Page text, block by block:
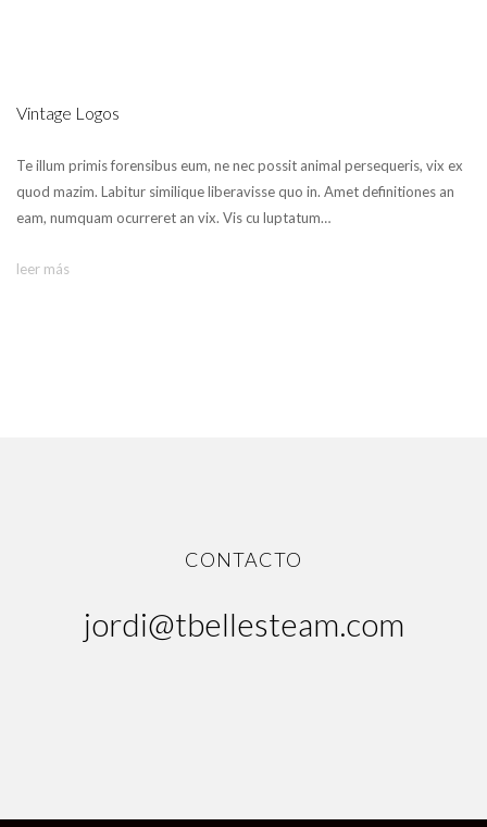
Vintage Logos
Te illum primis forensibus eum, ne nec possit animal persequeris, vix ex
quod mazim. Labitur similique liberavisse quo in. Amet definitiones an
eam, numquam ocurreret an vix. Vis cu luptatum…
leer más
CONTACTO
jordi@tbellesteam.com